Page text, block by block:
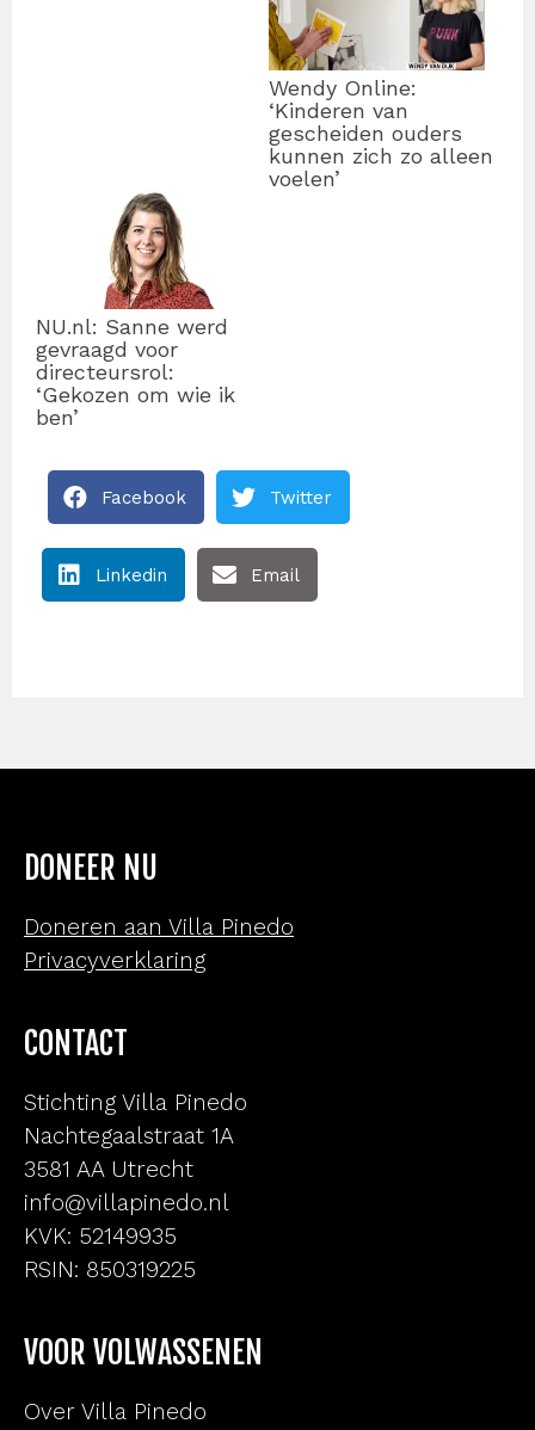
Wendy Online:
‘Kinderen van
gescheiden ouders
kunnen zich zo alleen
voelen’
NU.nl: Sanne werd
gevraagd voor
directeursrol:
‘Gekozen om wie ik
ben’
Facebook Twitter
Linkedin Email
DONEER NU
Doneren aan Villa Pinedo
Privacyverklaring
CONTACT
Stichting Villa Pinedo
Nachtegaalstraat 1A
3581 AA Utrecht
info@villapinedo.nl
KVK: 52149935
RSIN: 850319225
VOOR VOLWASSENEN
Over Villa Pinedo